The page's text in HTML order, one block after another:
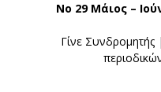
Νο 29 Μάιος –
Γίνε Συνδρομητής